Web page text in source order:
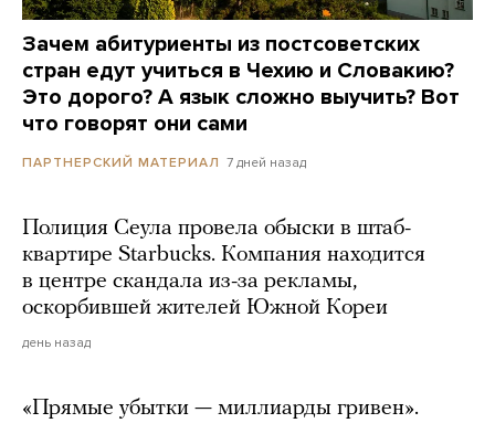
Зачем абитуриенты из постсоветских
стран едут учиться в Чехию и Словакию?
Это дорого? А язык сложно выучить? Вот
что говорят они сами
ПАРТНЕРСКИЙ МАТЕРИАЛ 7 дней назад
Полиция Сеула провела обыски в штаб-
квартире Starbucks. Компания находится
в центре скандала из-за рекламы,
оскорбившей жителей Южной Кореи
день назад
«Прямые убытки — миллиарды гривен».